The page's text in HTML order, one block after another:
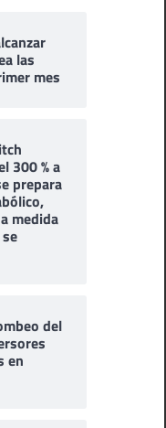
las
mes
300 % a
prepara
medida
del
en